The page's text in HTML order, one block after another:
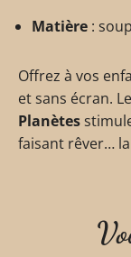
Matière :
Offrez à vos
et sans écran.
Planètes
faisant rêver…